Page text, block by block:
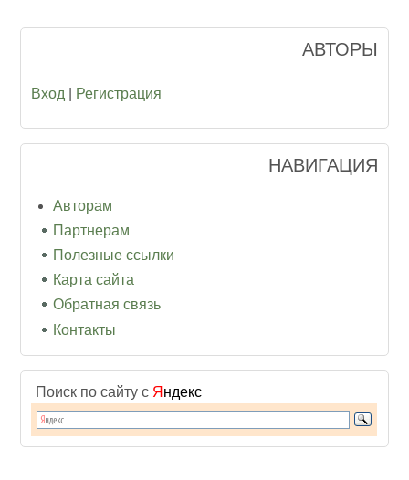
АВТОРЫ
Вход Регистрация
НАВИГАЦИЯ
Авторам
Партнерам
Полезные ссылки
Карта сайта
Обратная связь
Контакты
Поиск по сайту с Я ндекс